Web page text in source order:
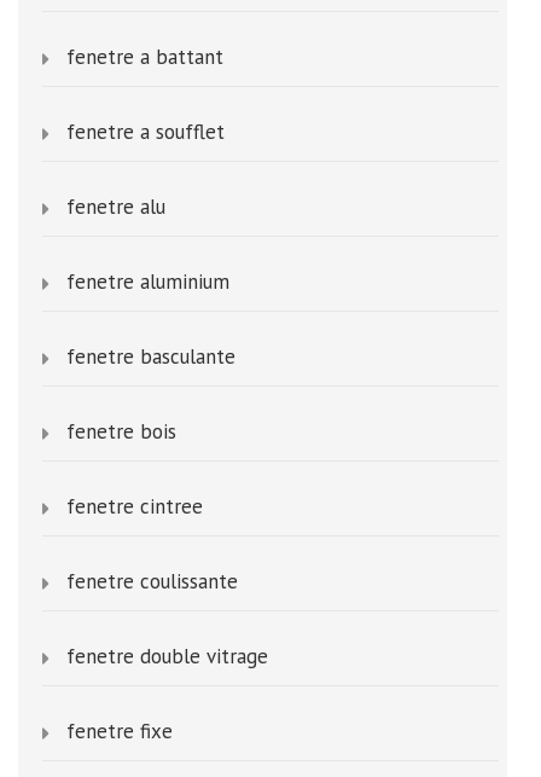
fenetre a battant
fenetre a soufflet
fenetre alu
fenetre aluminium
fenetre basculante
fenetre bois
fenetre cintree
fenetre coulissante
fenetre double vitrage
fenetre fixe